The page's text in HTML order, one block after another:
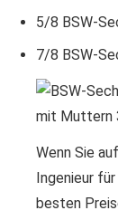
5/8 BSW-
7/8 BSW-
Wenn Sie
Ingenieur
besten